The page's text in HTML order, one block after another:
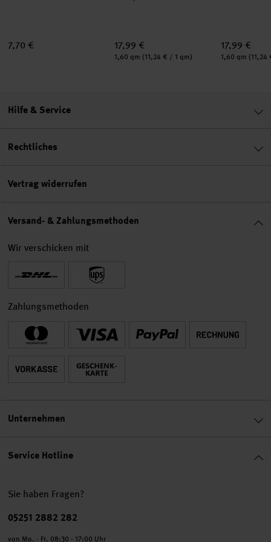
7,70 € 17,99 €
Inhalt:
1,60 qm (11,24 € / 1 qm)
17,99 €
Inhalt:
1,60 qm (11,24
Service Hotline
Sie haben Fragen?
Telefonnummer
05251 2882 282
von Mo. - Fr. 08:30 - 17:00 Uhr
Hilfe & Service
Rechtliches
Vertrag widerrufen
Versand- & Zahlungsmethoden
Wir verschicken mit
Zahlungsmethoden
Unternehmen